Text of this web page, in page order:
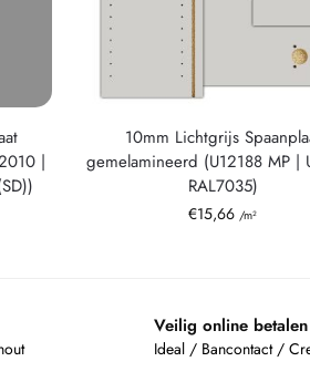
|
10mm Lichtgrijs
gemelamineerd (U12188 MP |
RAL7035)
€15,66 /m²
Veilig online betalen
Ideal / Bancontact /